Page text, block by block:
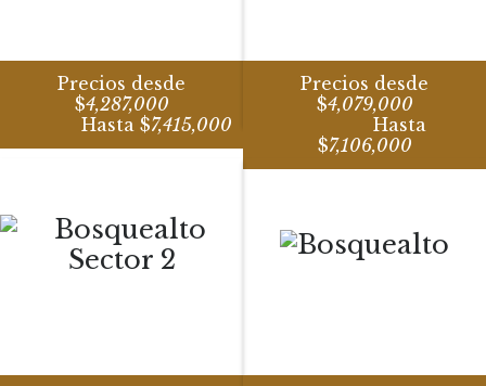
Precios desde
$4,287,000
Hasta $7,415,000
Precios desde
$4,079,000
Hasta
$7,106,000